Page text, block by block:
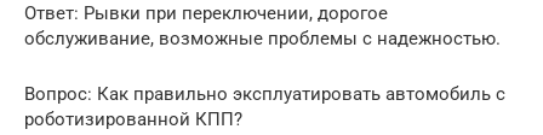
Ответ: Рывки при переключении, дорогое
обслуживание, возможные проблемы с надежностью.
Вопрос: Как правильно эксплуатировать автомобиль с
роботизированной КПП?